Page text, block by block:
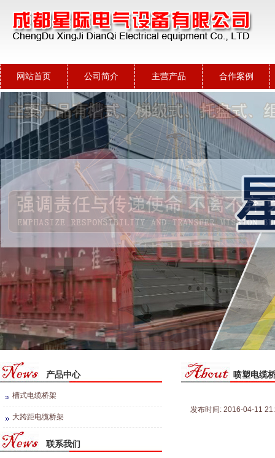
网站首页 公司简介 主营产品 合作案例
产品中心
槽式电缆桥架
大跨距电缆桥架
联系我们
喷塑电缆
发布时间: 2016-04-11